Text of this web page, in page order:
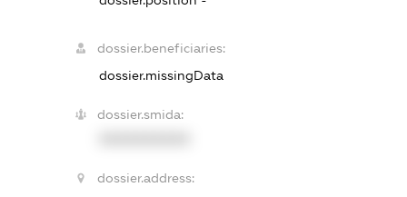
dossier.beneficiaries:
dossier.missingData
dossier.smida:
dossier.address: